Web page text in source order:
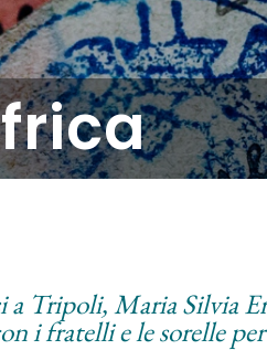
Tripoli, Maria Silvia
i fratelli e le sorelle